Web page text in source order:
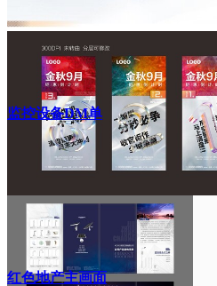
监控设备DM单
红色地产主画面